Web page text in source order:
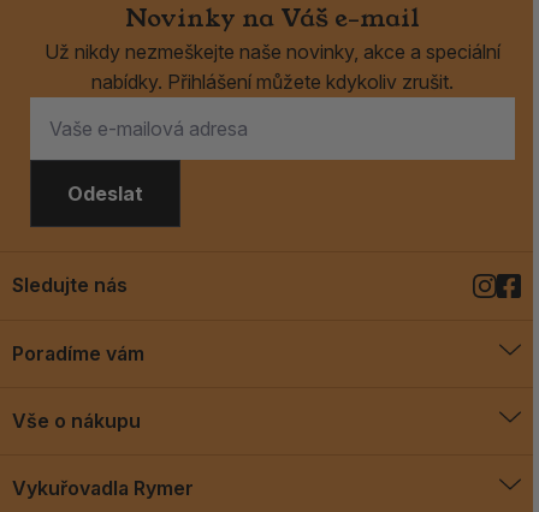
Novinky na Váš e-mail
Už nikdy nezmeškejte naše novinky, akce a speciální
nabídky. Přihlášení můžete kdykoliv zrušit.
Odeslat
Poradíme vám
Blog
Vše o nákupu
Vykuřovadla Rymer
Sledujte nás